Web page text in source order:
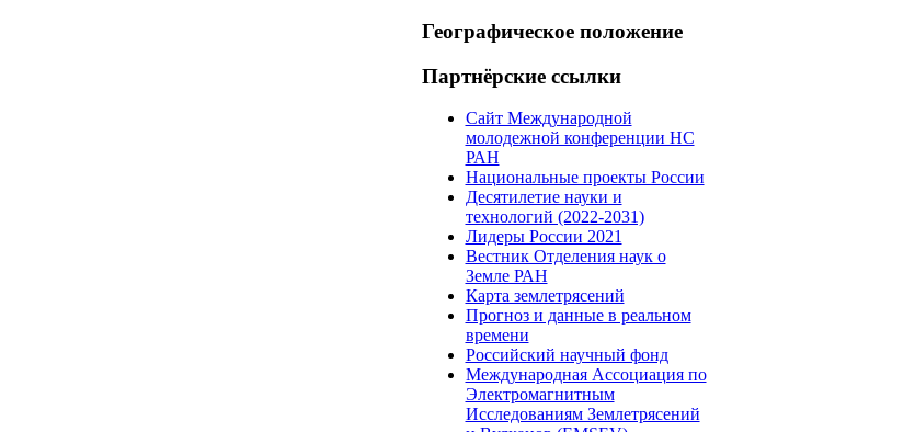
Географическоеположение
Партнёрскиессылки
Сайт Международной
молодежной конференции НС
РАН
Национальные проекты России
Десятилетие науки и
технологий (2022-2031)
Лидеры России 2021
Вестник Отделения наук о
Земле РАН
Карта землетрясений
Прогноз и данные в реальном
времени
Российский научный фонд
Международная Ассоциация по
Электромагнитным
Исследованиям Землетрясений